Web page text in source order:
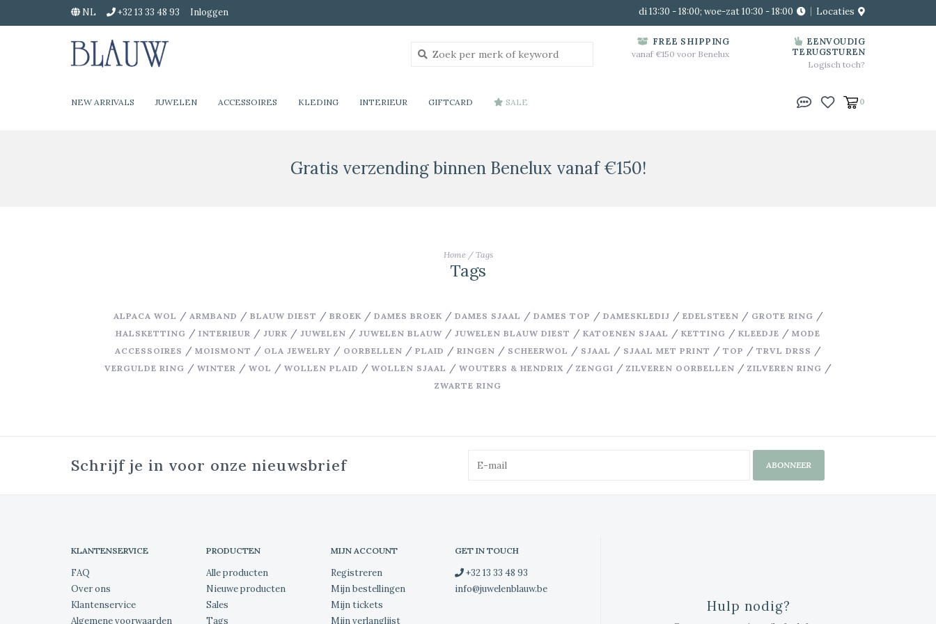
NL +32 13 33 48 93 Inloggen di 13:30 - 18:00; woe-zat 10:30 - 18:00 Locaties
FREE SHIPPING
vanaf €150 voor Benelux
EENVOUDIG
TERUGSTUREN
Logisch toch?
NEW ARRIVALS JUWELEN ACCESSOIRES KLEDING INTERIEUR GIFTCARD SALE 0
Gratis verzending binnen Benelux vanaf €150!
Home / Tags
Tags
ALPACA WOL / ARMBAND / BLAUW DIEST / BROEK / DAMES BROEK / DAMES SJAAL / DAMES TOP / DAMESKLEDIJ / EDELSTEEN / GROTE RING /
HALSKETTING / INTERIEUR / JURK / JUWELEN / JUWELEN BLAUW / JUWELEN BLAUW DIEST / KATOENEN SJAAL / KETTING / KLEEDJE / MODE
ACCESSOIRES / MOISMONT / OLA JEWELRY / OORBELLEN / PLAID / RINGEN / SCHEERWOL / SJAAL / SJAAL MET PRINT / TOP / TRVL DRSS /
VERGULDE RING / WINTER / WOL / WOLLEN PLAID / WOLLEN SJAAL / WOUTERS & HENDRIX / ZENGGI / ZILVEREN OORBELLEN / ZILVEREN RING /
ZWARTE RING
Schrijf je in voor onze nieuwsbrief ABONNEER
KLANTENSERVICE
FAQ
Over ons
Klantenservice
Algemene voorwaarden
PRODUCTEN
Alle producten
Nieuwe producten
Sales
Tags
MIJN ACCOUNT
Registreren
Mijn bestellingen
Mijn tickets
Mijn verlanglijst
GET IN TOUCH
+32 13 33 48 93
info@juwelenblauw.be
Hulp nodig?